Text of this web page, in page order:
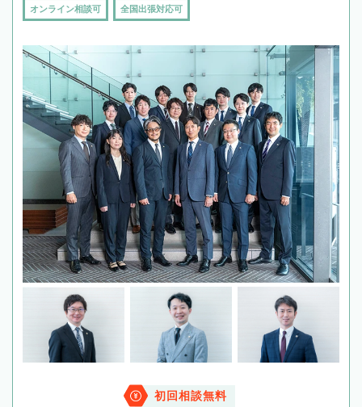
オンライン相談可 全国出張対応可
初回相談無料